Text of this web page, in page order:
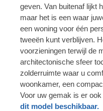
geven. Van buitenaf lijkt
maar het is een waar
een woning voor één
tweeën kunt verblijven.
voorzieningen terwijl de
architectonische sfeer
zolderruimte waar u
woonkamer, een
Voor uw gemak is er ook
dit model beschikbaar.